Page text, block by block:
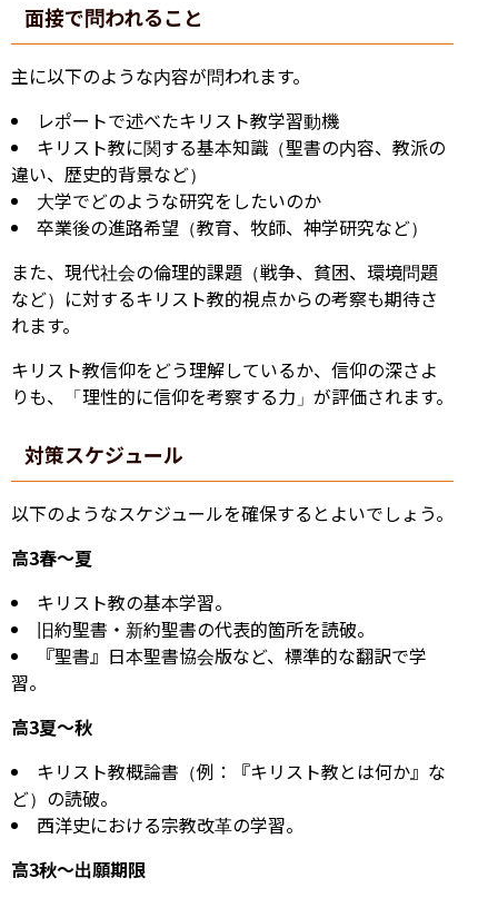
面接で問われること
主に以下のような内容が問われます。
レポートで述べたキリスト教学習動機
キリスト教に関する基本知識（聖書の内容、教派の
違い、歴史的背景など）
大学でどのような研究をしたいのか
卒業後の進路希望（教育、牧師、神学研究など）
また、現代社会の倫理的課題（戦争、貧困、環境問題
など）に対するキリスト教的視点からの考察も期待さ
れます。
キリスト教信仰をどう理解しているか、信仰の深さよ
りも、「理性的に信仰を考察する力」が評価されます。
対策スケジュール
以下のようなスケジュールを確保するとよいでしょう。
高3春～夏
キリスト教の基本学習。
旧約聖書・新約聖書の代表的箇所を読破。
『聖書』日本聖書協会版など、標準的な翻訳で学
習。
高3夏～秋
キリスト教概論書（例：『キリスト教とは何か』な
ど）の読破。
西洋史における宗教改革の学習。
高3秋～出願期限